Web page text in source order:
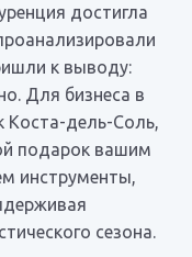
достигла
к выводу:
Для бизнеса в
Коста-дель-Соль,
подарок вашим
инструменты,
сезона.